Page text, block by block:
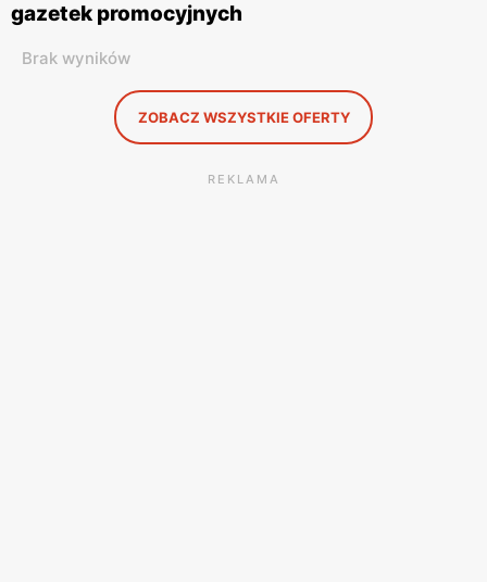
gazetek promocyjnych
Brak wyników
ZOBACZ WSZYSTKIE OFERTY
REKLAMA